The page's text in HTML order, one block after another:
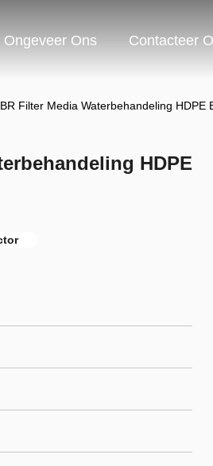
Ongeveer Ons Contacteer
Filter Media Waterbehandeling HDPE
HDPE